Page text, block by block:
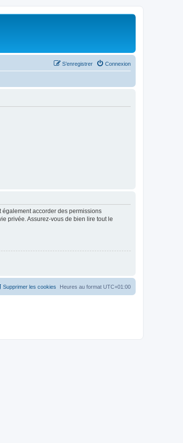
Connexion
S’enregistrer
également accorder des permissions
privée. Assurez-vous de bien lire tout le
Heures au format UTC+01:00
Supprimer les cookies